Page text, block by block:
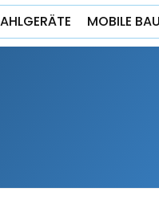
MOBILE